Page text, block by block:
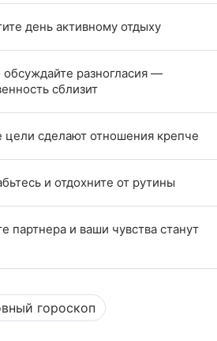
день активному отдыху
разногласия —
сблизит
сделают отношения крепче
и отдохните от рутины
партнера и ваши чувства станут
гороскоп